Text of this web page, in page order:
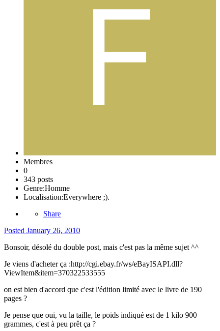
Membres
0
343 posts
Genre:Homme
Localisation:Everywhere ;).
Share
Posted January 26, 2010
Bonsoir, désolé du double post, mais c'est pas la même sujet ^^
Je viens d'acheter ça :http://cgi.ebay.fr/ws/eBayISAPI.dll?
ViewItem&item=370322533555
on est bien d'accord que c'est l'édition limité avec le livre de 190
pages ?
Je pense que oui, vu la taille, le poids indiqué est de 1 kilo 900
grammes, c'est à peu prêt ça ?